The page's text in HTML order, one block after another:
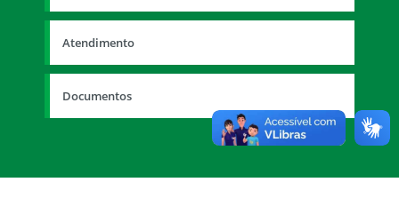
Atendimento
Documentos